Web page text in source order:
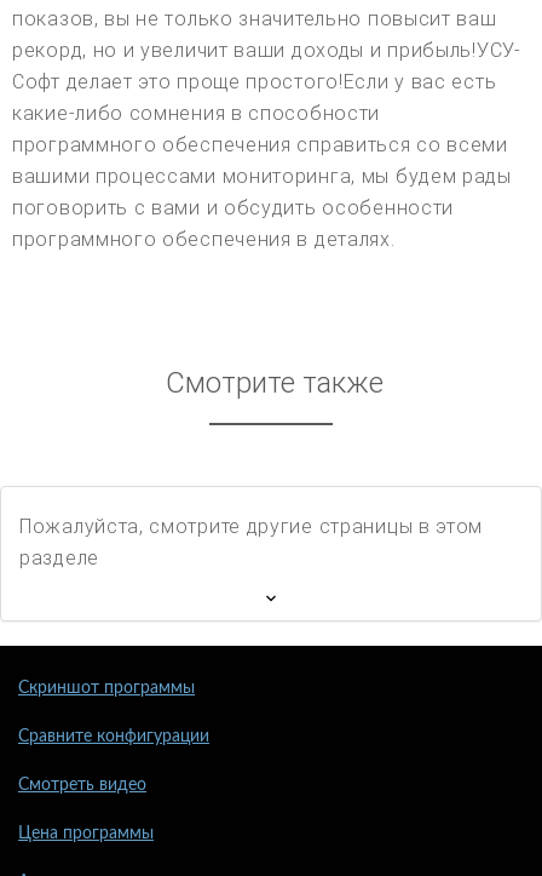
показов, вы не только значительно повысит ваш
рекорд, но и увеличит ваши доходы и прибыль!УСУ-
Софт делает это проще простого!Если у вас есть
какие-либо сомнения в способности
программного обеспечения справиться со всеми
вашими процессами мониторинга, мы будем рады
поговорить с вами и обсудить особенности
программного обеспечения в деталях.
Смотрите также
Пожалуйста, смотрите другие страницы в этом
разделе
Скриншот программы
Сравните конфигурации
Смотреть видео
Цена программы